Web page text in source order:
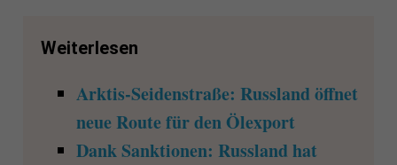
Weiterlesen
Arktis-Seidenstraße: Russland öffnet
neue Route für den Ölexport
Dank Sanktionen: Russland hat